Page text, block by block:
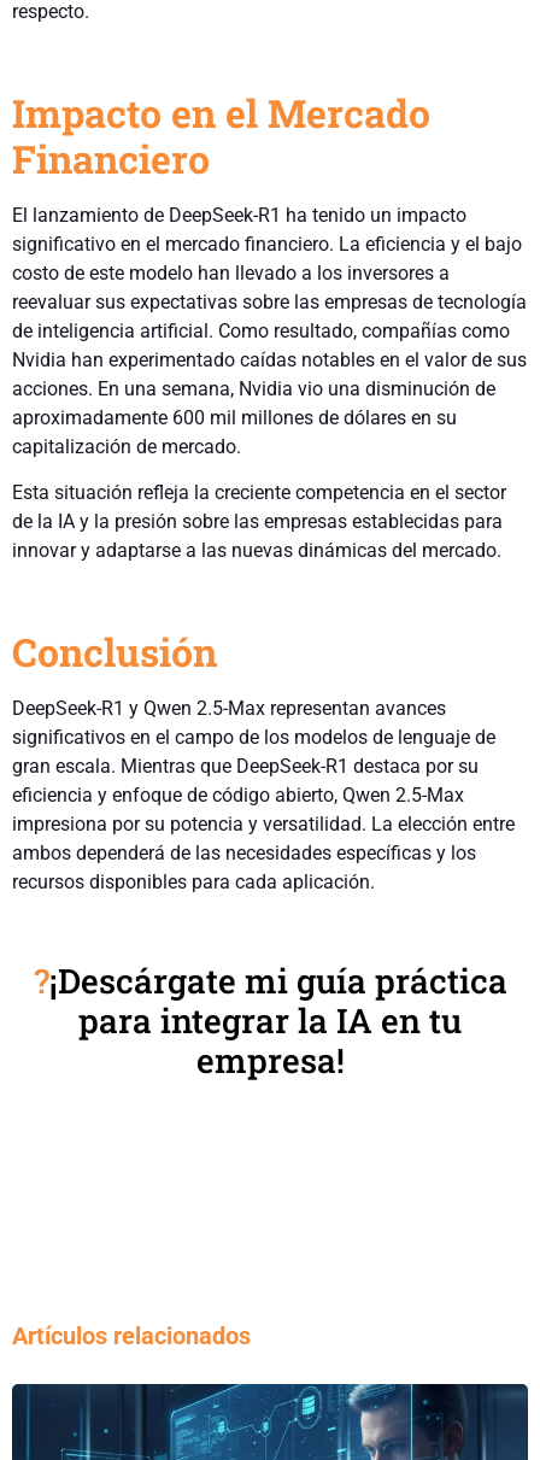
respecto.
Impacto en el Mercado
Financiero
El lanzamiento de DeepSeek-R1 ha tenido un impacto
significativo en el mercado financiero. La eficiencia y el bajo
costo de este modelo han llevado a los inversores a
reevaluar sus expectativas sobre las empresas de tecnología
de inteligencia artificial. Como resultado, compañías como
Nvidia han experimentado caídas notables en el valor de sus
acciones. En una semana, Nvidia vio una disminución de
aproximadamente 600 mil millones de dólares en su
capitalización de mercado.
Esta situación refleja la creciente competencia en el sector
de la IA y la presión sobre las empresas establecidas para
innovar y adaptarse a las nuevas dinámicas del mercado.
Conclusión
DeepSeek-R1 y Qwen 2.5-Max representan avances
significativos en el campo de los modelos de lenguaje de
gran escala. Mientras que DeepSeek-R1 destaca por su
eficiencia y enfoque de código abierto, Qwen 2.5-Max
impresiona por su potencia y versatilidad. La elección entre
ambos dependerá de las necesidades específicas y los
recursos disponibles para cada aplicación.
?¡Descárgate mi guía práctica
para integrar la IA en tu
empresa!
Artículos relacionados